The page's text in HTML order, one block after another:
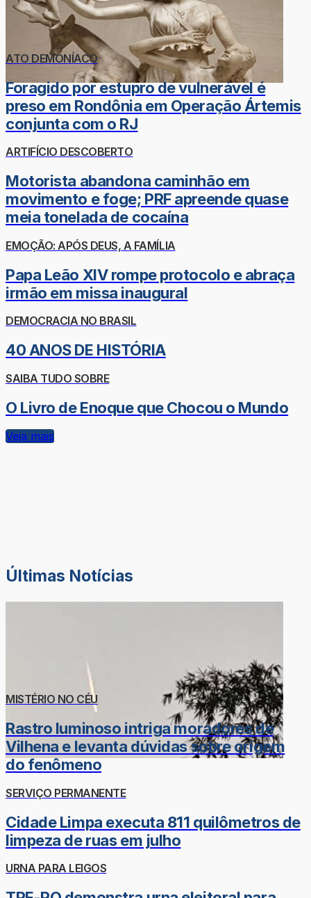
ATO DEMONÍACO
Foragido por estupro de vulnerável é
preso em Rondônia em Operação Ártemis
conjunta com o RJ
ARTIFÍCIO DESCOBERTO
Motorista abandona caminhão em
movimento e foge; PRF apreende quase
meia tonelada de cocaína
EMOÇÃO: APÓS DEUS, A FAMÍLIA
Papa Leão XIV rompe protocolo e abraça
irmão em missa inaugural
DEMOCRACIA NO BRASIL
40 ANOS DE HISTÓRIA
SAIBA TUDO SOBRE
O Livro de Enoque que Chocou o Mundo
Veja mais
Últimas Notícias
MISTÉRIO NO CÉU
Rastro luminoso intriga moradores de
Vilhena e levanta dúvidas sobre origem
do fenômeno
SERVIÇO PERMANENTE
Cidade Limpa executa 811 quilômetros de
limpeza de ruas em julho
URNA PARA LEIGOS